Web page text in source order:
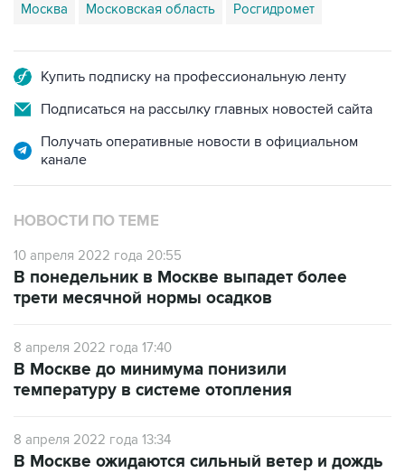
Москва Московская область Росгидромет
Купить подписку на профессиональную ленту
Подписаться на рассылку главных новостей сайта
Получать оперативные новости в официальном
канале
НОВОСТИ ПО ТЕМЕ
10 апреля 2022 года 20:55
В понедельник в Москве выпадет более
трети месячной нормы осадков
8 апреля 2022 года 17:40
В Москве до минимума понизили
температуру в системе отопления
8 апреля 2022 года 13:34
В Москве ожидаются сильный ветер и дождь